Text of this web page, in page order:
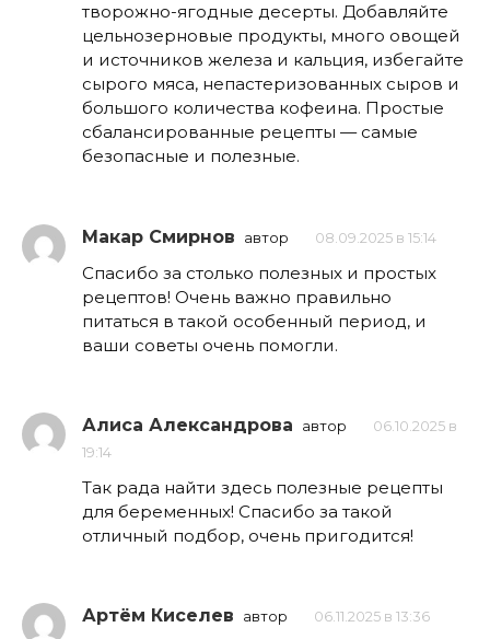
творожно-ягодные десерты. Добавляйте
цельнозерновые продукты, много овощей
и источников железа и кальция, избегайте
сырого мяса, непастеризованных сыров и
большого количества кофеина. Простые
сбалансированные рецепты — самые
безопасные и полезные.
Макар Смирнов автор 08.09.2025 в 15:14
Спасибо за столько полезных и простых
рецептов! Очень важно правильно
питаться в такой особенный период, и
ваши советы очень помогли.
Алиса Александрова автор
06.10.2025 в
19:14
Так рада найти здесь полезные рецепты
для беременных! Спасибо за такой
отличный подбор, очень пригодится!
Артём Киселев автор 06.11.2025 в 13:36